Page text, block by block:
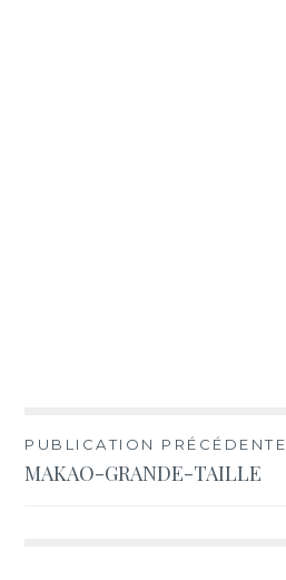
Navigation
de
PUBLICATION PRÉCÉDENTE
MAKAO-GRANDE-TAILLE